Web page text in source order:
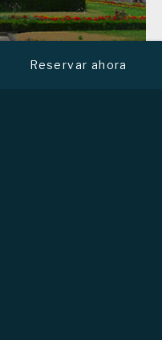
Reservar ahora